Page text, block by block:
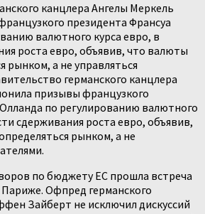
канцлера Ангелы Меркель
президента Франсуа
валютного курса евро, в
роста евро, объявив, что валюты
рынком, а не управляться
германского канцлера
призывы французкого
по регулированию валютного
сдерживания роста евро, объявив,
рынком, а не
по бюджету ЕС прошла встреча
Офпред германского
Зайберт не исключил дискуссий